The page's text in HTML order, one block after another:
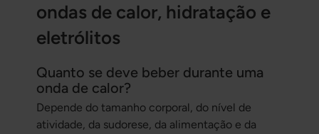
ondas de calor, hidratação e
eletrólitos
Quanto se deve beber durante uma
onda de calor?
Depende do tamanho corporal, do nível de
atividade, da sudorese, da alimentação e da